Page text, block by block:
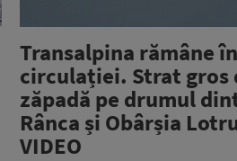
Transalpina rămâne
circulației. Strat gros
zăpadă pe drumul
Rânca și Obârșia
VIDEO